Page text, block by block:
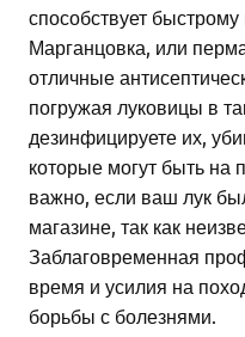
способствует
Марганцовка, или
отличные
погружая луковицы в
дезинфицируете их,
которые могут быть на
важно, если ваш лук
магазине, так как
Заблаговременная
время и усилия на
борьбы с болезнями.